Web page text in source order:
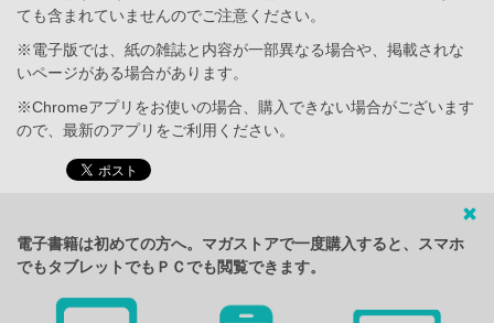
ても含まれていませんのでご注意ください。
※電子版では、紙の雑誌と内容が一部異なる場合や、掲載されな
いページがある場合があります。
※Chromeアプリをお使いの場合、購入できない場合がございます
ので、最新のアプリをご利用ください。
電子書籍は初めての方へ。マガストアで一度購入すると、スマホ
でもタブレットでもＰＣでも閲覧できます。